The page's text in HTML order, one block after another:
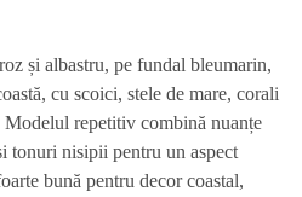
și albastru, pe fundal bleumarin,
cu scoici, stele de mare, corali
repetitiv combină nuanțe
tonuri nisipii pentru un aspect
bună pentru decor coastal,